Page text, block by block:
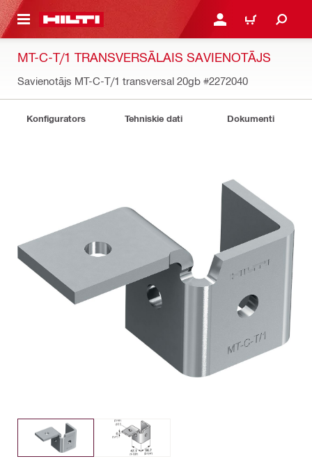
SATURU PIESLĒGTIES VAI
IEPIRKŠANĀS
MT-C-T/1 TRANSVERSĀLAIS SAVIENOTĀJS
Savienotājs MT-C-T/1 transversal 20gb #2272040
Konfigurators Tehniskie dati Dokumenti